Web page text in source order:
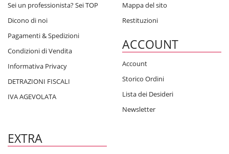
Sei un professionista? Sei TOP
Dicono di noi
Pagamenti & Spedizioni
Condizioni di Vendita
Informativa Privacy
DETRAZIONI FISCALI
IVA AGEVOLATA
Mappa del sito
Restituzioni
ACCOUNT
Account
Storico Ordini
Lista dei Desideri
Newsletter
EXTRA